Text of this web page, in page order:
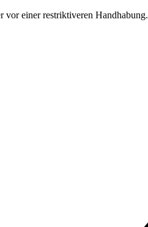
einer restriktiveren